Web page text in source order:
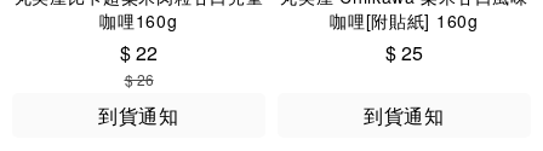
咖哩160g
$ 22
$ 26
到貨通知
咖哩[附貼紙] 160g
$ 25
到貨通知